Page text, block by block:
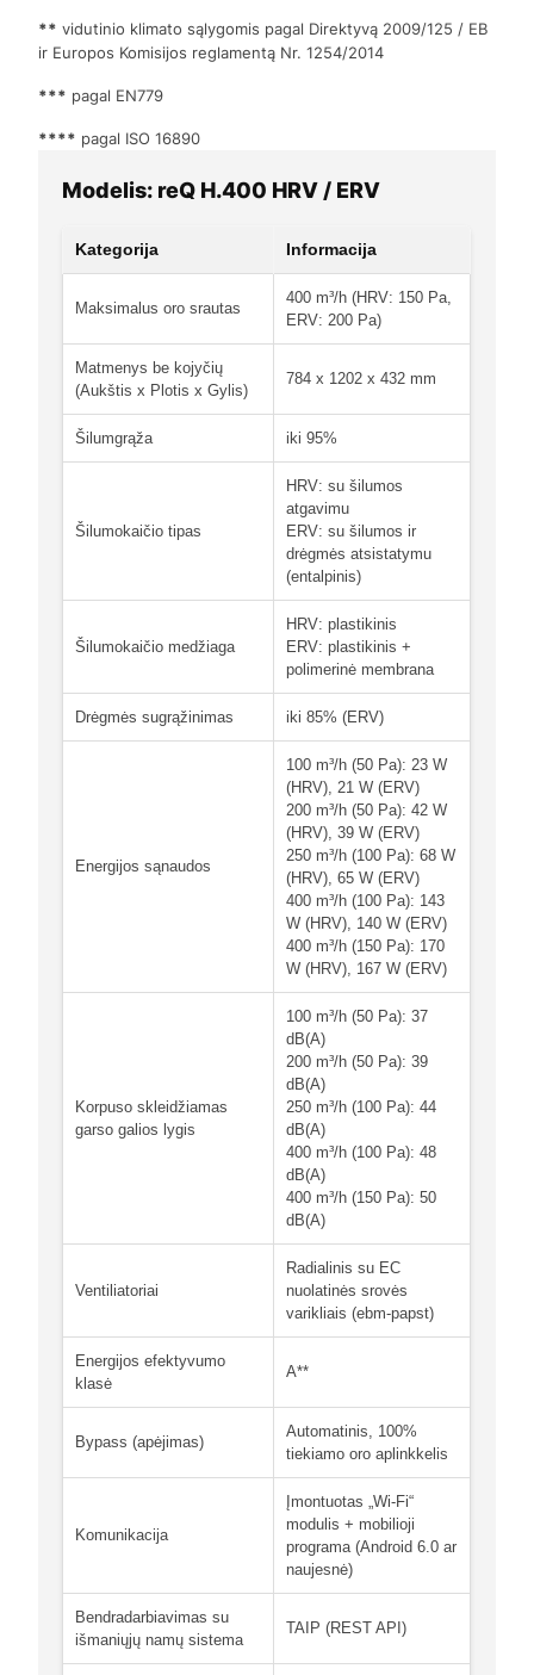
** vidutinio klimato sąlygomis pagal Direktyvą 2009/125 / EB
ir Europos Komisijos reglamentą Nr. 1254/2014
*** pagal EN779
**** pagal ISO 16890
Modelis: reQ H.400 HRV / ERV
Kategorija Informacija
Maksimalus oro srautas
400 m³/h (HRV: 150 Pa,
ERV: 200 Pa)
Matmenys be kojyčių
(Aukštis x Plotis x Gylis)
784 x 1202 x 432 mm
Šilumgrąža iki 95%
Šilumokaičio tipas
HRV: su šilumos
atgavimu
ERV: su šilumos ir
drėgmės atsistatymu
(entalpinis)
Šilumokaičio medžiaga
HRV: plastikinis
ERV: plastikinis +
polimerinė membrana
Drėgmės sugrąžinimas iki 85% (ERV)
Energijos sąnaudos
100 m³/h (50 Pa): 23 W
(HRV), 21 W (ERV)
200 m³/h (50 Pa): 42 W
(HRV), 39 W (ERV)
250 m³/h (100 Pa): 68 W
(HRV), 65 W (ERV)
400 m³/h (100 Pa): 143
W (HRV), 140 W (ERV)
400 m³/h (150 Pa): 170
W (HRV), 167 W (ERV)
Korpuso skleidžiamas
garso galios lygis
100 m³/h (50 Pa): 37
dB(A)
200 m³/h (50 Pa): 39
dB(A)
250 m³/h (100 Pa): 44
dB(A)
400 m³/h (100 Pa): 48
dB(A)
400 m³/h (150 Pa): 50
dB(A)
Ventiliatoriai
Radialinis su EC
nuolatinės srovės
varikliais (ebm-papst)
Energijos efektyvumo
klasė
A**
Bypass (apėjimas)
Automatinis, 100%
tiekiamo oro aplinkkelis
Komunikacija
Įmontuotas „Wi-Fi“
modulis + mobilioji
programa (Android 6.0 ar
naujesnė)
Bendradarbiavimas su
išmaniųjų namų sistema
TAIP (REST API)